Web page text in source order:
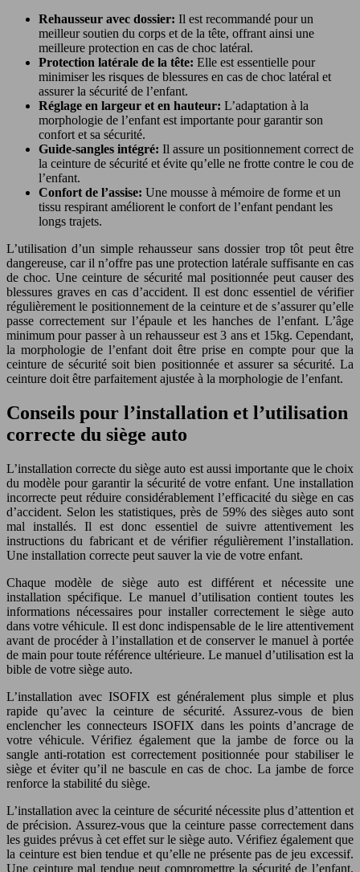
Rehausseur avec dossier: Il est recommandé pour un
meilleur soutien du corps et de la tête, offrant ainsi une
meilleure protection en cas de choc latéral.
Protection latérale de la tête: Elle est essentielle pour
minimiser les risques de blessures en cas de choc latéral et
assurer la sécurité de l’enfant.
Réglage en largeur et en hauteur: L’adaptation à la
morphologie de l’enfant est importante pour garantir son
confort et sa sécurité.
Guide-sangles intégré: Il assure un positionnement correct de
la ceinture de sécurité et évite qu’elle ne frotte contre le cou de
l’enfant.
Confort de l’assise: Une mousse à mémoire de forme et un
tissu respirant améliorent le confort de l’enfant pendant les
longs trajets.
L’utilisation d’un simple rehausseur sans dossier trop tôt peut être
dangereuse, car il n’offre pas une protection latérale suffisante en cas
de choc. Une ceinture de sécurité mal positionnée peut causer des
blessures graves en cas d’accident. Il est donc essentiel de vérifier
régulièrement le positionnement de la ceinture et de s’assurer qu’elle
passe correctement sur l’épaule et les hanches de l’enfant. L’âge
minimum pour passer à un rehausseur est 3 ans et 15kg. Cependant,
la morphologie de l’enfant doit être prise en compte pour que la
ceinture de sécurité soit bien positionnée et assurer sa sécurité. La
ceinture doit être parfaitement ajustée à la morphologie de l’enfant.
Conseils pour l’installation et l’utilisation
correcte du siège auto
L’installation correcte du siège auto est aussi importante que le choix
du modèle pour garantir la sécurité de votre enfant. Une installation
incorrecte peut réduire considérablement l’efficacité du siège en cas
d’accident. Selon les statistiques, près de 59% des sièges auto sont
mal installés. Il est donc essentiel de suivre attentivement les
instructions du fabricant et de vérifier régulièrement l’installation.
Une installation correcte peut sauver la vie de votre enfant.
Chaque modèle de siège auto est différent et nécessite une
installation spécifique. Le manuel d’utilisation contient toutes les
informations nécessaires pour installer correctement le siège auto
dans votre véhicule. Il est donc indispensable de le lire attentivement
avant de procéder à l’installation et de conserver le manuel à portée
de main pour toute référence ultérieure. Le manuel d’utilisation est la
bible de votre siège auto.
L’installation avec ISOFIX est généralement plus simple et plus
rapide qu’avec la ceinture de sécurité. Assurez-vous de bien
enclencher les connecteurs ISOFIX dans les points d’ancrage de
votre véhicule. Vérifiez également que la jambe de force ou la
sangle anti-rotation est correctement positionnée pour stabiliser le
siège et éviter qu’il ne bascule en cas de choc. La jambe de force
renforce la stabilité du siège.
L’installation avec la ceinture de sécurité nécessite plus d’attention et
de précision. Assurez-vous que la ceinture passe correctement dans
les guides prévus à cet effet sur le siège auto. Vérifiez également que
la ceinture est bien tendue et qu’elle ne présente pas de jeu excessif.
Une ceinture mal tendue peut compromettre la sécurité de l’enfant.